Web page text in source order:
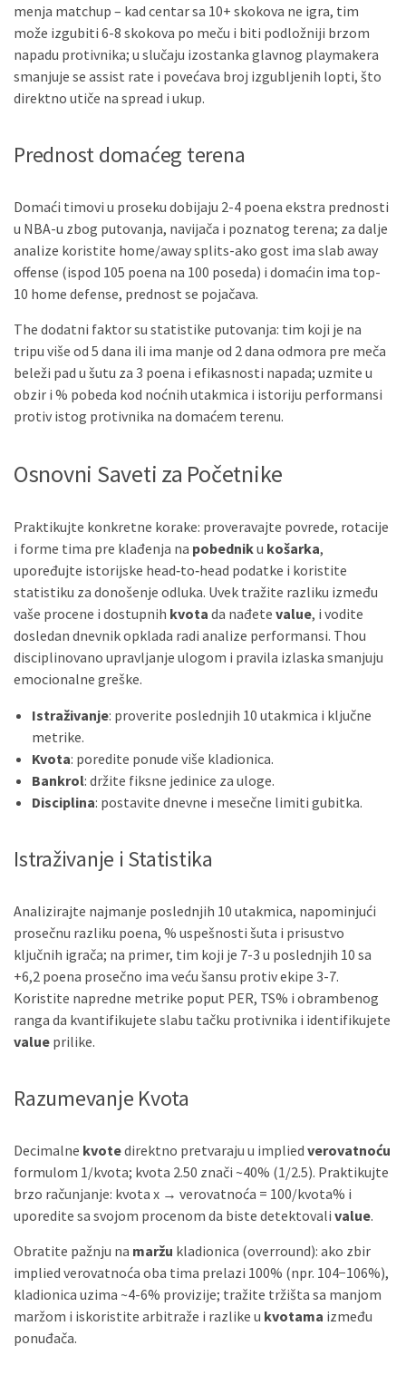
menja matchup – kad centar sa 10+ skokova ne igra, tim
može izgubiti 6-8 skokova po meču i biti podložniji brzom
napadu protivnika; u slučaju izostanka glavnog playmakera
smanjuje se assist rate i povećava broj izgubljenih lopti, što
direktno utiče na spread i ukup.
Prednost domaćeg terena
Domaći timovi u proseku dobijaju 2-4 poena ekstra prednosti
u NBA-u zbog putovanja, navijača i poznatog terena; za dalje
analize koristite home/away splits-ako gost ima slab away
offense (ispod 105 poena na 100 poseda) i domaćin ima top-
10 home defense, prednost se pojačava.
The dodatni faktor su statistike putovanja: tim koji je na
tripu više od 5 dana ili ima manje od 2 dana odmora pre meča
beleži pad u šutu za 3 poena i efikasnosti napada; uzmite u
obzir i % pobeda kod noćnih utakmica i istoriju performansi
protiv istog protivnika na domaćem terenu.
Osnovni Saveti za Početnike
Praktikujte konkretne korake: proveravajte povrede, rotacije
i forme tima pre klađenja na pobedniku košarka,
upoređujte istorijske head‑to‑head podatke i koristite
statistiku za donošenje odluka. Uvek tražite razliku između
vaše procene i dostupnih kvota da nađete value, i vodite
dosledan dnevnik opklada radi analize performansi. Thou
disciplinovano upravljanje ulogom i pravila izlaska smanjuju
emocionalne greške.
Istraživanje: proverite poslednjih 10 utakmica i ključne
metrike.
Kvota: poredite ponude više kladionica.
Bankrol: držite fiksne jedinice za uloge.
Disciplina: postavite dnevne i mesečne limiti gubitka.
Istraživanje i Statistika
Analizirajte najmanje poslednjih 10 utakmica, napominjući
prosečnu razliku poena, % uspešnosti šuta i prisustvo
ključnih igrača; na primer, tim koji je 7-3 u poslednjih 10 sa
+6,2 poena prosečno ima veću šansu protiv ekipe 3-7.
Koristite napredne metrike poput PER, TS% i obrambenog
ranga da kvantifikujete slabu tačku protivnika i identifikujete
value prilike.
Razumevanje Kvota
Decimalne kvotedirektno pretvaraju u implied verovatnoću
formulom 1/kvota; kvota 2.50 znači ~40% (1/2.5). Praktikujte
brzo računjanje: kvota x → verovatnoća = 100/kvota% i
uporedite sa svojom procenom da biste detektovali value.
Obratite pažnju na maržu kladionica (overround): ako zbir
implied verovatnoća oba tima prelazi 100% (npr. 104−106%),
kladionica uzima ~4-6% provizije; tražite tržišta sa manjom
maržom i iskoristite arbitraže i razlike u kvotama između
ponuđača.